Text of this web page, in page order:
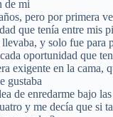
de mi
pero por primera
que tenía entre mis
y solo fue para
oportunidad que
exigente en la
gustaba
de enredarme bajo
y me decía que si